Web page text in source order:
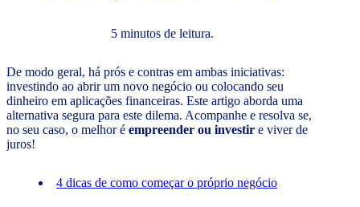
5 minutos de leitura.
De modo geral, há prós e contras em ambas iniciativas:
investindo ao abrir um novo negócio ou colocando seu
dinheiro em aplicações financeiras. Este artigo aborda uma
alternativa segura para este dilema. Acompanhe e resolva se,
no seu caso, o melhor é empreender ou investir e viver de
juros!
4 dicas de como começar o próprio negócio